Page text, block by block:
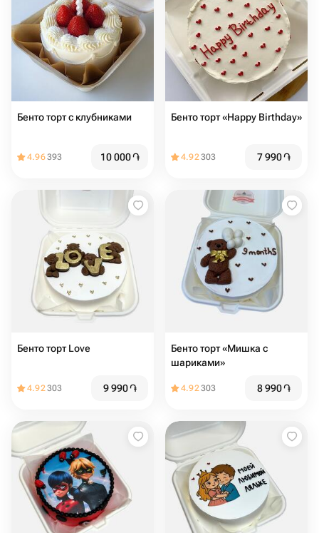
Бенто торт с клубниками
4.96393 10 000֏
Бенто торт «Happy Birthday»
4.92303 7 990֏
Бенто торт Love
4.92303 9 990֏
Бенто торт «Мишка с
шариками»
4.92303 8 990֏